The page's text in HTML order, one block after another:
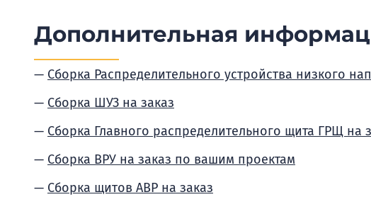
Дополнительная
Сборка Распределительного устройства низкого
Сборка ШУЗ на заказ
Сборка Главного распределительного щита ГРЩ на
Сборка ВРУ на заказ по вашим проектам
Сборка щитов АВР на заказ